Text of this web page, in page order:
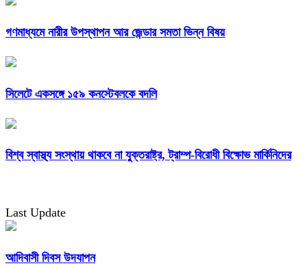
গণমাধ্যমে নারীর উপস্থাপন আর জেন্ডার সমতা ভিন্ন বিষয়
সিলেটে একসঙ্গে ১৫৯ কনস্টেবলকে বদলি
বিশ্ব স্বাস্থ্য সংস্থায় থাকবে না যুক্তরাষ্ট্র, ট্রাম্প-বিরোধী বিক্ষোভ মার্কিনিদের
Last Update
আদিবাসী দিবস উদযাপন